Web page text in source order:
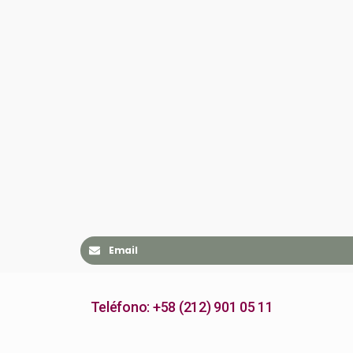
Email
Teléfono: +58 (212) 901 05 11